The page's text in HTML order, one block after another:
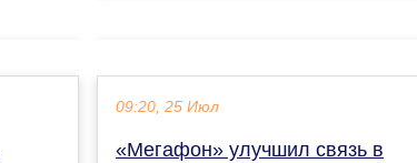
09:20, 25 Июл
«Мегафон» улучшил связь в